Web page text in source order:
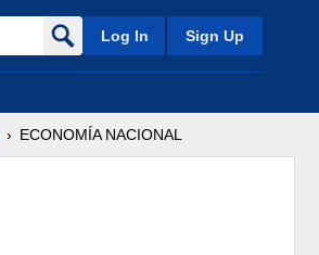
Log In Sign Up
ECONOMÍA NACIONAL